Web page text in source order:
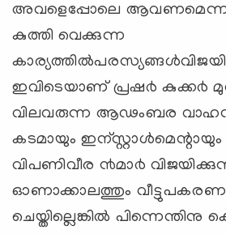
അവളെപ്പോലെ ആവണമെന്ന
കുത്തി വെക്കുന്ന
ഇവിടെയാണ് പ്രഷ൪ കുക്ക൪
വിലവരുന്ന ആഢംബര
കടമായും
വിപണിവീര ൯മാ൪
ഓണാക്കാലത്തും
ചെയ്തില്ലെങ്കില്‍ പിന്നെന്തിനു